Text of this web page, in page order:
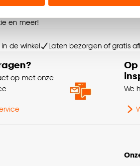
om gebruik te maken van alle
aanpassen’ te klikken.
je deze keuze altijd nog kan
bestelling
en meer!
de winkel Laten bezorgen of gratis
op met onze
We